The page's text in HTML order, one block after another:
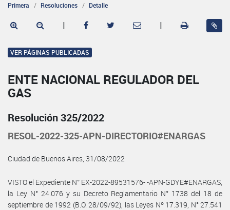
Primera Resoluciones Detalle
| |
VER PÁGINAS PUBLICADAS
ENTE NACIONAL REGULADOR DEL
GAS
Resolución 325/2022
RESOL-2022-325-APN-DIRECTORIO#ENARGAS
Ciudad de Buenos Aires, 31/08/2022
VISTO el Expediente N° EX-2022-89531576- -APN-GDYE#ENARGAS,
la Ley N° 24.076 y su Decreto Reglamentario N° 1738 del 18 de
septiembre de 1992 (B.O. 28/09/92), las Leyes Nº 17.319, N° 27.541